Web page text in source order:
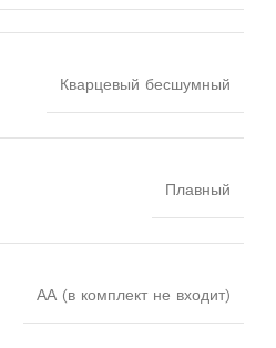
Кварцевый бесшумный
Плавный
АА (в комплект не входит)